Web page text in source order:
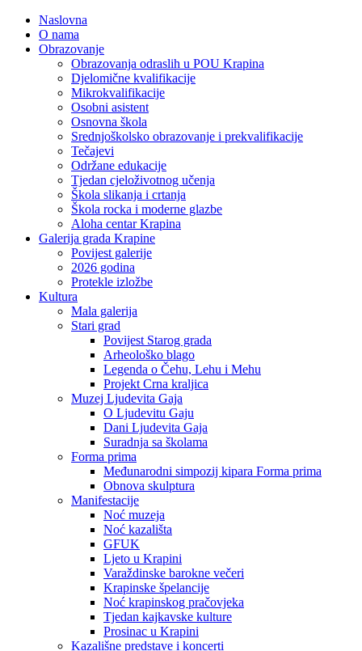
Naslovna
O nama
Obrazovanje
Obrazovanja odraslih u POU Krapina
Djelomične kvalifikacije
Mikrokvalifikacije
Osobni asistent
Osnovna škola
Srednjoškolsko obrazovanje i prekvalifikacije
Tečajevi
Održane edukacije
Tjedan cjeloživotnog učenja
Škola slikanja i crtanja
Škola rocka i moderne glazbe
Aloha centar Krapina
Galerija grada Krapine
Povijest galerije
2026 godina
Protekle izložbe
Kultura
Mala galerija
Stari grad
Povijest Starog grada
Arheološko blago
Legenda o Čehu, Lehu i Mehu
Projekt Crna kraljica
Muzej Ljudevita Gaja
O Ljudevitu Gaju
Dani Ljudevita Gaja
Suradnja sa školama
Forma prima
Međunarodni simpozij kipara Forma prima
Obnova skulptura
Manifestacije
Noć muzeja
Noć kazališta
GFUK
Ljeto u Krapini
Varaždinske barokne večeri
Krapinske špelancije
Noć krapinskog pračovjeka
Tjedan kajkavske kulture
Prosinac u Krapini
Kazališne predstave i koncerti